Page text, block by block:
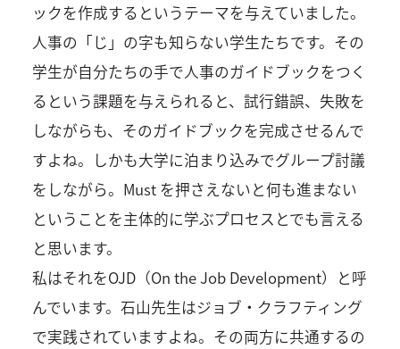
ックを作成するというテーマを与えていました。
人事の「じ」の字も知らない学生たちです。その
学生が自分たちの手で人事のガイドブックをつく
るという課題を与えられると、試行錯誤、失敗を
しながらも、そのガイドブックを完成させるんで
すよね。しかも大学に泊まり込みでグループ討議
をしながら。Must を押さえないと何も進まない
ということを主体的に学ぶプロセスとでも言える
と思います。
私はそれをOJD（On the Job Development）と呼
んでいます。石山先生はジョブ・クラフティング
で実践されていますよね。その両方に共通するの